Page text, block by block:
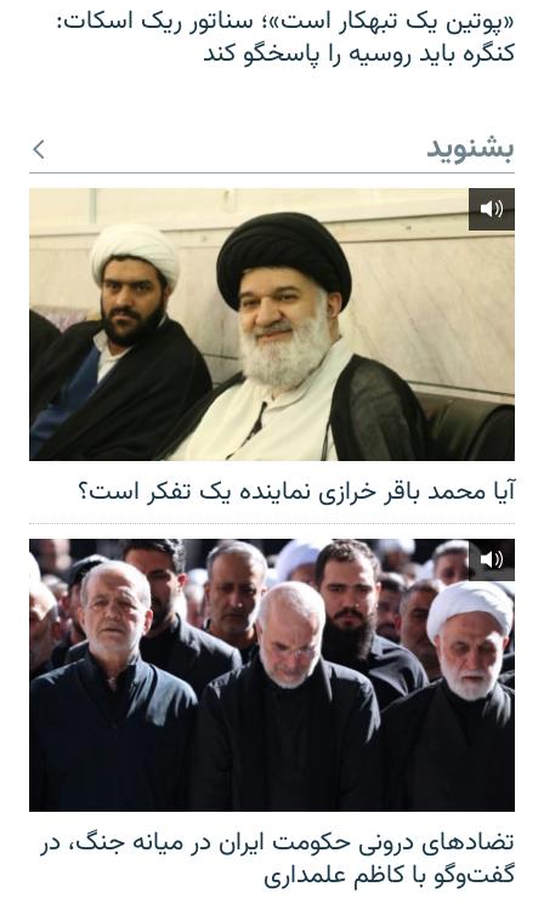
«پوتین یک تبهکار است»؛ سناتور ریک اسکات:
کنگره باید روسیه را پاسخگو کند
بشنوید
آیا محمد باقر خرازی نماینده یک تفکر است؟
تضادهای درونی حکومت ایران در میانه جنگ، در
گفت‌‌وگو با کاظم علمداری